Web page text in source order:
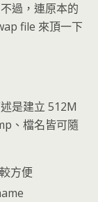
過，連原本的
file 來頂一下
是建立 512M
、檔名皆可隨
方便